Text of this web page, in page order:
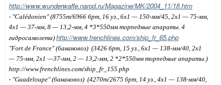
http://www.wunderwaffe.narod.ru/Magazine/MK/2004_11/18.htm
- "Calédonien"(8755т/6966 брт, 16 уз., 6x1 — 150-мм/45, 2x1 — 75-мм,
4x1 — 37-мм, 8 — 13,2-мм, 4 *3*550мм торпедные апараты. 4
гидросамолета) http://www.frenchlines.com/ship_fr_65.php
"Fort de France"(банановоз) (3426 брт, 15 уз., 6x1 — 138-мм/40, 2x1
— 75-мм, 2x1 —37-мм, 2 — 13,2-мм, 2 *2*550мм торпедные апараты.)
http://www.frenchlines.com/ship_fr_155.php
- "Guadeloupe" (банановоз) (4270т/2675 брт, 14 уз., 4x1 — 138-мм/40,